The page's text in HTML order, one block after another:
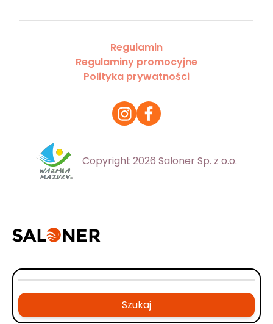
Regulamin
Regulaminy promocyjne
Polityka prywatności
Copyright 2026 Saloner Sp. z o.o.
Szukaj